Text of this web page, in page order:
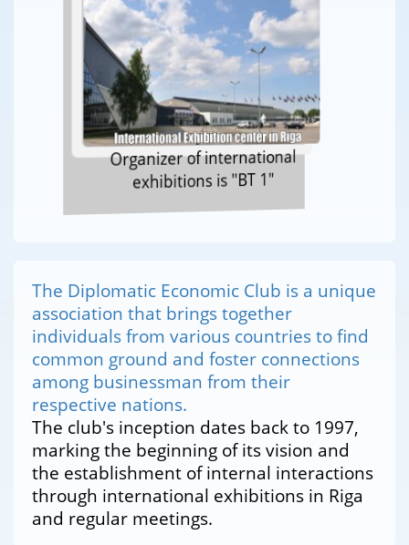
Organizer of international
exhibitions is "BT 1"
The Diplomatic Economic Club is a unique
association that brings together
individuals from various countries to find
common ground and foster connections
among businessman from their
respective nations.
The club's inception dates back to 1997,
marking the beginning of its vision and
the establishment of internal interactions
through international exhibitions in Riga
and regular meetings.